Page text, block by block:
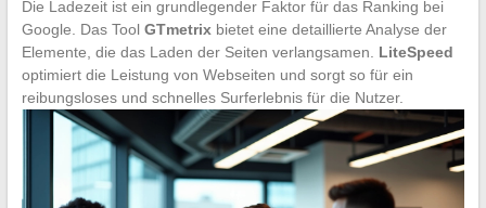
Die Ladezeit ist ein grundlegender Faktor für das Ranking bei
Google. Das Tool GTmetrixbietet eine detaillierte Analyse der
Elemente, die das Laden der Seiten verlangsamen. LiteSpeed
optimiert die Leistung von Webseiten und sorgt so für ein
reibungsloses und schnelles Surferlebnis für die Nutzer.